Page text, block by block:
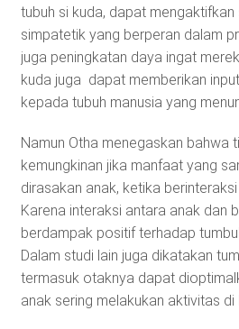
tubuh si kuda, dapat
simpatetik yang berperan dalam
juga peningkatan daya ingat
kuda juga dapat memberikan
kepada tubuh manusia yang
Namun Otha menegaskan bahwa
kemungkinan jika manfaat yang
dirasakan anak, ketika
Karena interaksi antara anak dan
berdampak positif terhadap
Dalam studi lain juga dikatakan
termasuk otaknya dapat
anak sering melakukan aktivitas di